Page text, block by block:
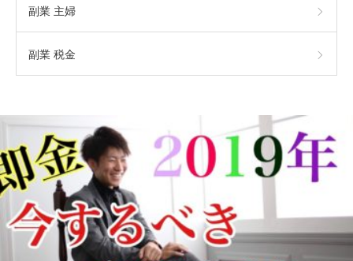
副業 主婦
副業 税金